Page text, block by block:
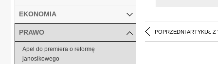
POPRZEDNI ARTYKUŁ Z
EKONOMIA
PRAWO
Apel do premiera o reformę
janosikowego